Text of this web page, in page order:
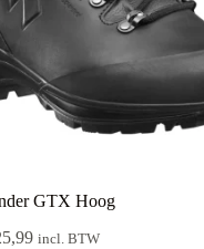
GTX Hoog
Prijsklasse:
incl. BTW